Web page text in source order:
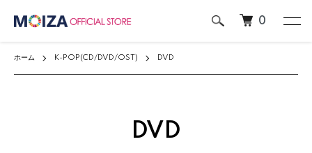
0
ホーム K-POP(CD/DVD/OST) DVD
DVD